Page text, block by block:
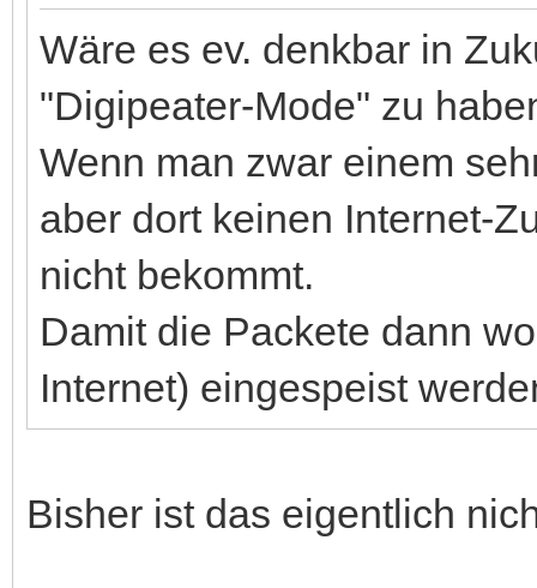
Wäre es ev. denkbar in
"Digipeater-Mode" zu
Wenn man zwar einem
aber dort keinen Internet-
nicht bekommt.
Damit die Packete dann
Internet) eingespeist
Bisher ist das eigentlich